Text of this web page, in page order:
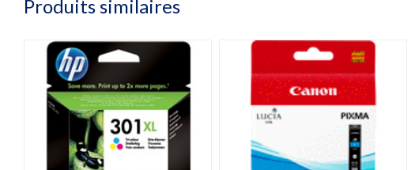
Produits similaires